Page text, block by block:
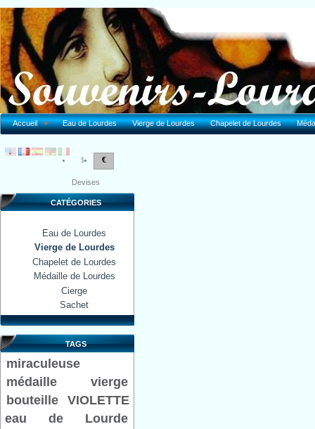
Accueil Eau de Lourdes Vierge de Lourdes Chapelet de Lourdes
$ €
Devises
CATÉGORIES
Eau de Lourdes
Vierge de Lourdes
Chapelet de Lourdes
Médaille de Lourdes
Cierge
Sachet
TAGS
miraculeuse
médaille
vierge
bouteille VIOLETTE
eau de Lourde